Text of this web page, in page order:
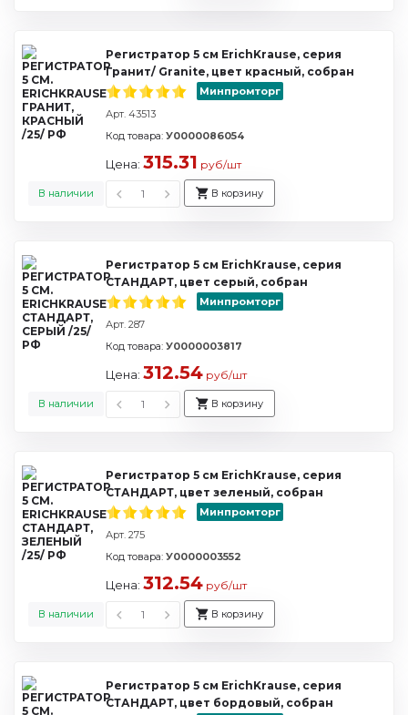
Регистратор 5 см ErichKrause, серия
Гранит/ Granite, цвет красный, собран
Минпромторг
Арт. 43513
В наличии
Код товара: У0000086054
Цена: 315.31 руб/шт
В корзину
Регистратор 5 см ErichKrause, серия
СТАНДАРТ, цвет серый, собран
Минпромторг
Арт. 287
В наличии
Код товара: У0000003817
Цена: 312.54 руб/шт
В корзину
Регистратор 5 см ErichKrause, серия
СТАНДАРТ, цвет зеленый, собран
Минпромторг
Арт. 275
В наличии
Код товара: У0000003552
Цена: 312.54 руб/шт
В корзину
Регистратор 5 см ErichKrause, серия
СТАНДАРТ, цвет бордовый, собран